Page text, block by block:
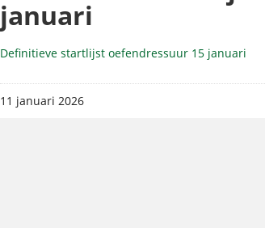
januari
Definitieve startlijst oefendressuur 15 januari
11 januari 2026